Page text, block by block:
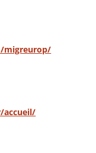
migreurop/
accueil/